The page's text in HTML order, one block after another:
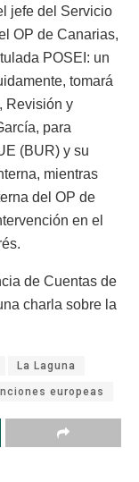
jefe del Servicio
OP de Canarias,
POSEI: un
tomará
Revisión y
para
(BUR) y su
mientras
del OP de
en el
de Cuentas de
charla sobre la
La Laguna
europeas